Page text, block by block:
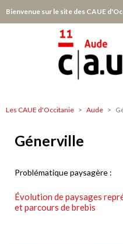
au
Bienvenue sur le site des CAUE
Aude
Les CAUE d'Occitanie Aude
Génerville
Problématique paysagère :
Évolution de paysages
et parcours de brebis